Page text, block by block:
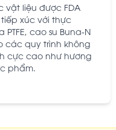
vật liệu được FDA
xúc với thực
cao su Buna-N
các quy trình không
cực cao như hương
phẩm.